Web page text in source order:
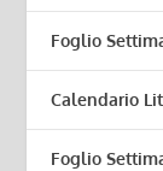
Foglio
Calendario
Foglio